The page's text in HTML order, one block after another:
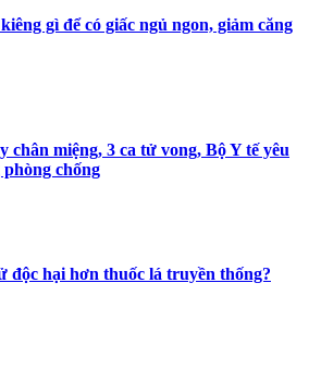
gì để có giấc ngủ ngon, giảm căng
chân miệng, 3 ca tử vong, Bộ Y tế yêu
chống
độc hại hơn thuốc lá truyền thống?